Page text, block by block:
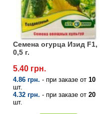
Семена огурца Изид F1,
0,5 г.
5.40 грн.
4.86 грн. - при заказе от 10
шт.
4.32 грн. - при заказе от 20
шт.